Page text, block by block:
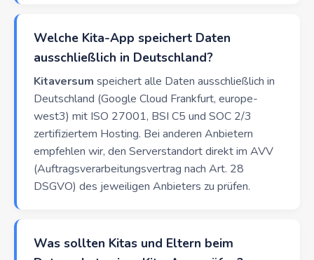
Welche Kita-App speichert Daten
ausschließlich in Deutschland?
Kitaversum speichert alle Daten ausschließlich in
Deutschland (Google Cloud Frankfurt, europe-
west3) mit ISO 27001, BSI C5 und SOC 2/3
zertifiziertem Hosting. Bei anderen Anbietern
empfehlen wir, den Serverstandort direkt im AVV
(Auftragsverarbeitungsvertrag nach Art. 28
DSGVO) des jeweiligen Anbieters zu prüfen.
Was sollten Kitas und Eltern beim